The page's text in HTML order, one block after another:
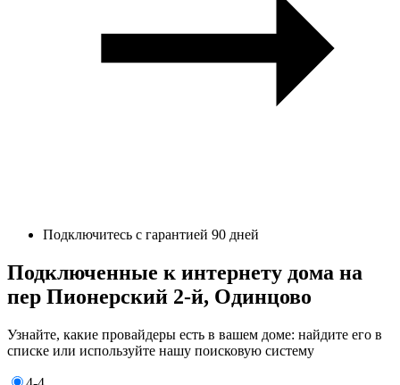
Подключитесь с гарантией 90 дней
Подключенные к интернету дома на
пер Пионерский 2-й, Одинцово
Узнайте, какие провайдеры есть в вашем доме: найдите его в
списке или используйте нашу поисковую систему